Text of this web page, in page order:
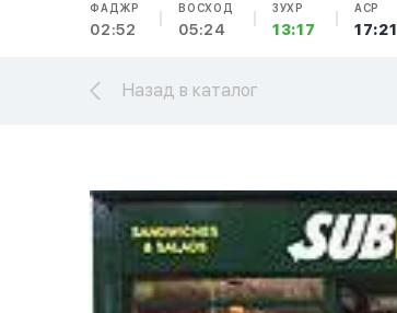
ФАДЖР
02:52
ВОСХОД
05:24
ЗУХР
13:17
АСР
17:21
Назад в каталог